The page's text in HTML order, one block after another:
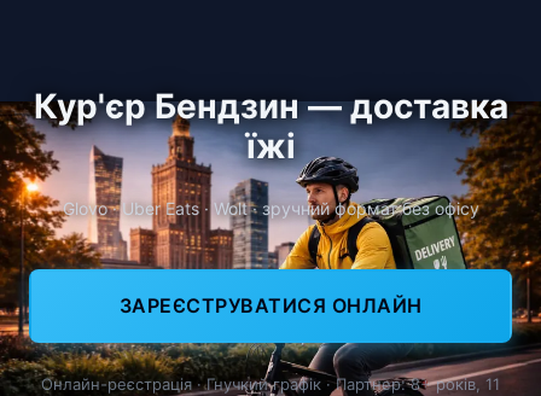
Кур'єр Бендзин — доставка
їжі
Glovo · Uber Eats · Wolt · зручний формат без офісу
ЗАРЕЄСТРУВАТИСЯ ОНЛАЙН
Онлайн-реєстрація · Гнучкий графік · Партнер: 8+ років, 11